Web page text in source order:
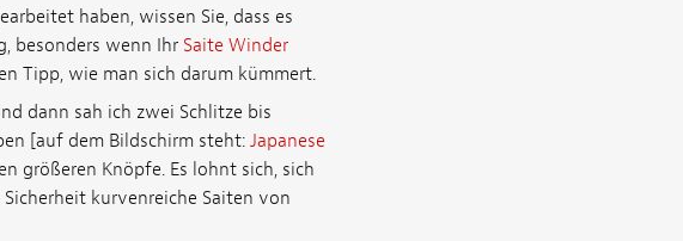
haben, wissen Sie, dass es
besonders wenn Ihr Saite Winder
Tipp, wie man sich darum kümmert.
dann sah ich zwei Schlitze bis
[auf dem Bildschirm steht: Japanese
größeren Knöpfe. Es lohnt sich, sich
kurvenreiche Saiten von